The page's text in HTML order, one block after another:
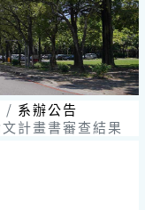
系辦公告
計畫書審查結果